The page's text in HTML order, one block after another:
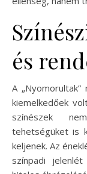
és
A
kiemelkedőek
színészek
tehetségüket is
keljenek. Az
színpadi